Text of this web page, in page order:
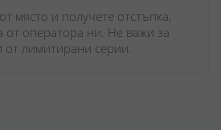
място и получете отстъпка,
от оператора ни. Не важи за
от лимитирани серии.